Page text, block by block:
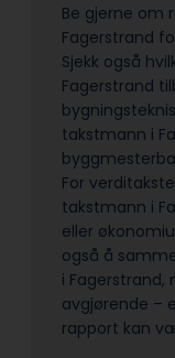
Be gjerne om
Fagerstrand
Sjekk også
Fagerstrand
takstmann i
For
takstmann i
eller
også å
i
avgjørende –
rapport kan